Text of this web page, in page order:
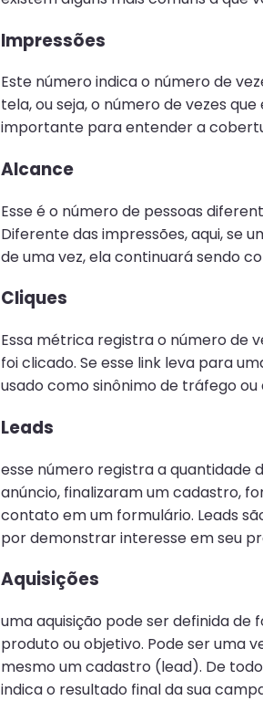
Impressões
Este número indica o número de
tela, ou seja, o número de vezes
importante para entender a
Alcance
Esse é o número de pessoas
Diferente das impressões, aqui, se
de uma vez, ela continuará sendo
Cliques
Essa métrica registra o número de
foi clicado. Se esse link leva para
usado como sinônimo de tráfego ou
Leads
esse número registra a quantidade
anúncio, finalizaram um cadastro,
contato em um formulário. Leads
por demonstrar interesse em seu
Aquisições
uma aquisição pode ser definida
produto ou objetivo. Pode ser uma
mesmo um cadastro (lead). De
indica o resultado final da sua